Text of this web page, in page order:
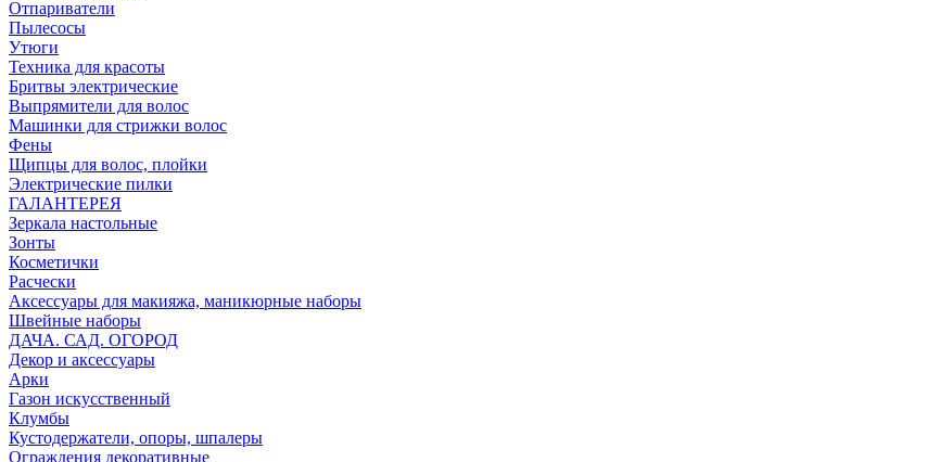
Отпариватели
Пылесосы
Утюги
Техника для красоты
Бритвы электрические
Выпрямители для волос
Машинки для стрижки волос
Фены
Щипцы для волос, плойки
Электрические пилки
ГАЛАНТЕРЕЯ
Зеркала настольные
Зонты
Косметички
Расчески
Аксессуары для макияжа, маникюрные наборы
Швейные наборы
ДАЧА. САД. ОГОРОД
Декор и аксессуары
Арки
Газон искусственный
Клумбы
Кустодержатели, опоры, шпалеры
Ограждения декоративные